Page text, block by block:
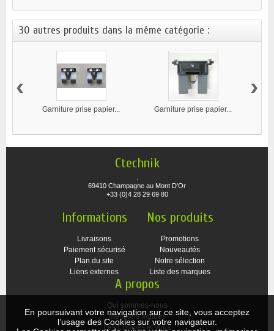
30 autres produits dans la même catégorie :
Garniture prise papier... Garniture prise papier...
‹ ›
Ctechnik
69410 Champagne au Mont D'Or
+33 (0)4 28 29 69 80
Informations
Livraisons
Paiement sécurisé
Plan du site
Liens externes
Nos produits
Promotions
Nouveautés
Notre sélection
Liste des marques
A propos
Qui sommes-nous
Mentions légales
Les Cookies et vous
En poursuivant votre navigation sur ce site, vous acceptez
l’usage des Cookies sur votre navigateur.